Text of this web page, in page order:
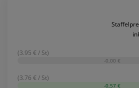
(3.95 € / St)
-0,00 €
(3.76 € / St)
-0,57 €